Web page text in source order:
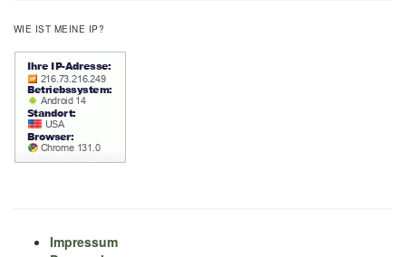
WIE IST MEINE IP?
Impressum